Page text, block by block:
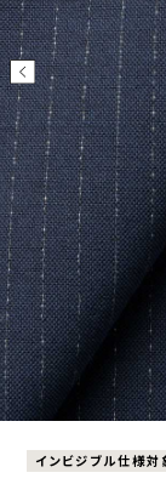
インビジブル仕様対